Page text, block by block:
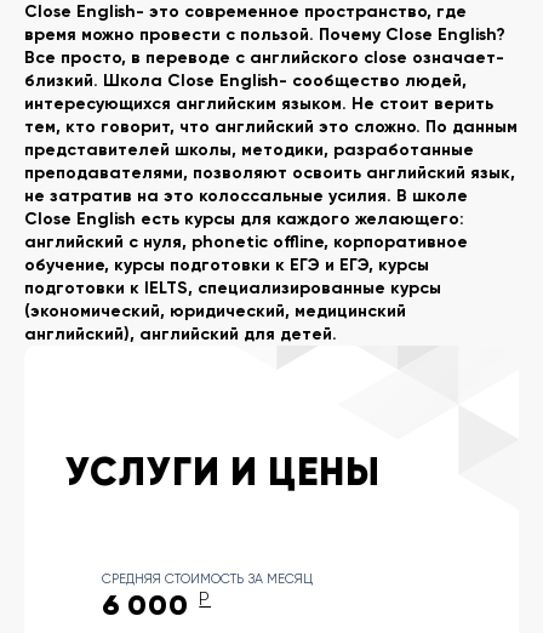
Close English- это современное пространство, где
время можно провести с пользой. Почему Close English?
Все просто, в переводе с английского close означает-
близкий. Школа Close English- сообщество людей,
интересующихся английским языком. Не стоит верить
тем, кто говорит, что английский это сложно. По данным
представителей школы, методики, разработанные
преподавателями, позволяют освоить английский язык,
не затратив на это колоссальные усилия. В школе
Close English есть курсы для каждого желающего:
английский с нуля, phonetic offline, корпоративное
обучение, курсы подготовки к ЕГЭ и ЕГЭ, курсы
подготовки к IELTS, специализированные курсы
(экономический, юридический, медицинский
английский), английский для детей.
УСЛУГИ И ЦЕНЫ
СРЕДНЯЯ СТОИМОСТЬ ЗА МЕСЯЦ
6 000 Р